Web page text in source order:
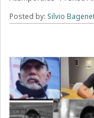
Posted by: Silvio